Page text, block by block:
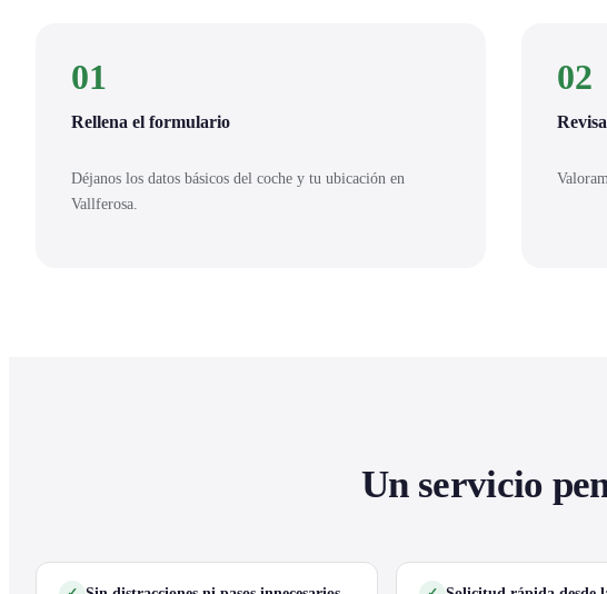
01
Rellena el formulario
Déjanos los datos básicos del coche y tu ubicación en
Vallferosa.
02
Un servicio